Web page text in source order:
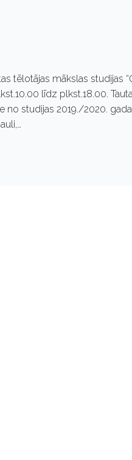
tēlotājas mākslas studijas
līdz plkst.18.00.
no studijas 2019./2020.